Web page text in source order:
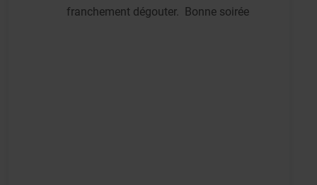
franchement dégouter. Bonne soirée